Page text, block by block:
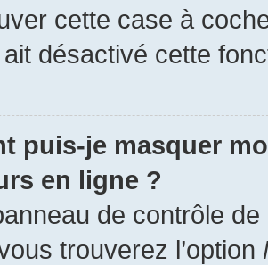
cette case à
désactivé cette
puis-je masquer
en ligne ?
de contrôle
trouverez l’option